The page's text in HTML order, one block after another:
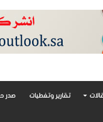
تقارير وتغطيات صدر